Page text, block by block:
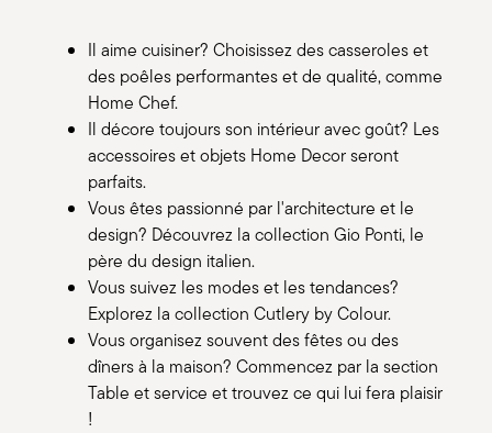
Il aime cuisiner? Choisissez des casseroles et
des poêles performantes et de qualité, comme
Home Chef.
Il décore toujours son intérieur avec goût? Les
accessoires et objets Home Decor seront
parfaits.
Vous êtes passionné par l'architecture et le
design? Découvrez la collection Gio Ponti, le
père du design italien.
Vous suivez les modes et les tendances?
Explorez la collection Cutlery by Colour.
Vous organisez souvent des fêtes ou des
dîners à la maison? Commencez par la section
Table et service et trouvez ce qui lui fera plaisir
!